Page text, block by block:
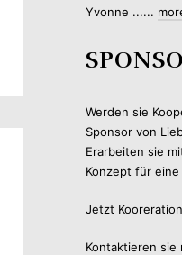
Yvonne ......
Werden sie
Sponsor von
Erarbeiten sie
Konzept für
Jetzt
Kontaktieren sie